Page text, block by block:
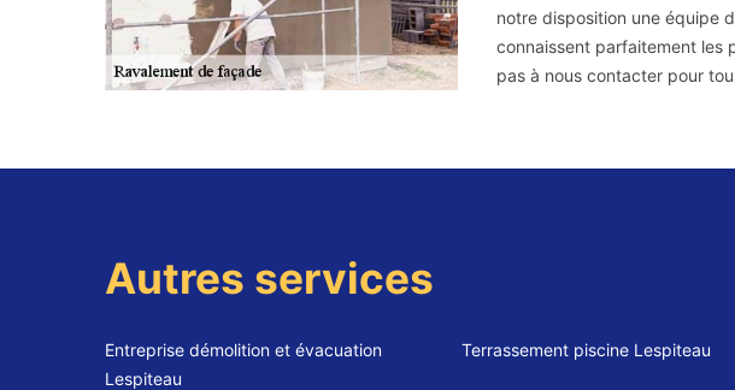
notre disposition une équipe
connaissent parfaitement les
pas à nous contacter pour
Autres services
Entreprise démolition et évacuation
Lespiteau
Terrassement piscine Lespiteau